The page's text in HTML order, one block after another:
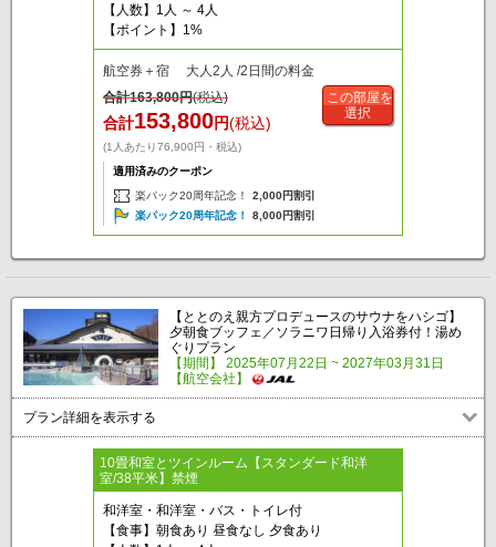
【人数】1人 ～ 4人
【ポイント】1%
航空券＋宿 大人2人 /2日間の料金
合計163,800円(税込)
合計153,800円(税込)
(1人あたり76,900円・税込)
適用済みのクーポン
楽パック20周年記念！
2,000円割引
楽パック20周年記念！
8,000円割引
この部屋を
選択
【ととのえ親方プロデュースのサウナをハシゴ】
夕朝食ブッフェ／ソラニワ日帰り入浴券付！湯め
ぐりプラン
【期間】 2025年07月22日 ~ 2027年03月31日
【航空会社】
プラン詳細を表示する
10畳和室とツインルーム【スタンダード和洋
室/38平米】禁煙
和洋室・和洋室・バス・トイレ付
【食事】朝食あり 昼食なし 夕食あり